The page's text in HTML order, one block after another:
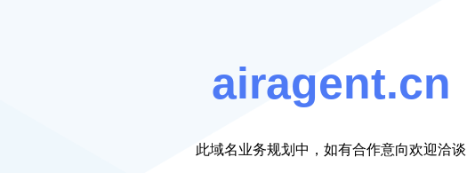
airagent.cn
此域名业务规划中，如有合作意向欢迎洽谈